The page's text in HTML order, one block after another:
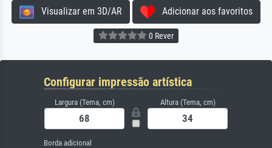
Visualizar em 3D/AR Adicionar aos favoritos
0 Rever
Configurar impressão artística
Largura (Tema, cm) Altura (Tema, cm)
Borda adicional